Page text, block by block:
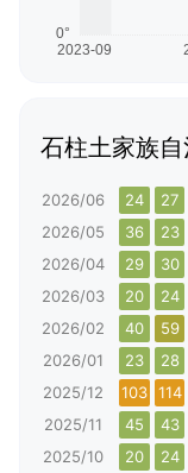
石柱土家族
2026/06 24 27
2026/05
36 23
2026/04
29 30
2026/03
20 24
2026/02
40 59
2026/01
23 28
2025/12
103 114
2025/11
45 43
2025/10
20 24